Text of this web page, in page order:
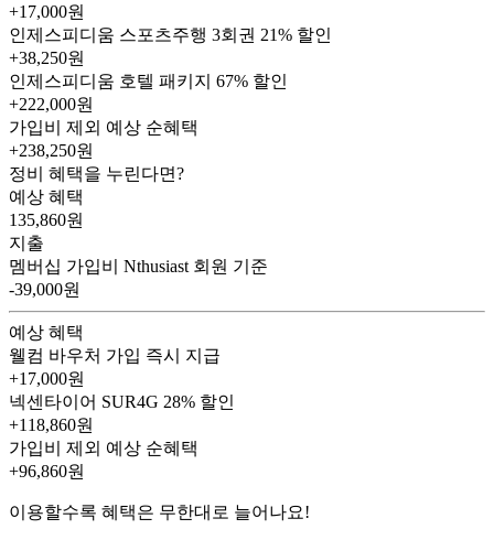
+17,000원
인제스피디움 스포츠주행 3회권 21% 할인
+38,250원
인제스피디움 호텔 패키지 67% 할인
+222,000원
가입비 제외 예상 순혜택
+238,250원
정비 혜택을 누린다면?
예상 혜택
135,860원
지출
멤버십 가입비
Nthusiast 회원 기준
-39,000원
예상 혜택
웰컴 바우처 가입 즉시 지급
+17,000원
넥센타이어 SUR4G 28% 할인
+118,860원
가입비 제외 예상 순혜택
+96,860원
이용할수록 혜택은 무한대로 늘어나요!